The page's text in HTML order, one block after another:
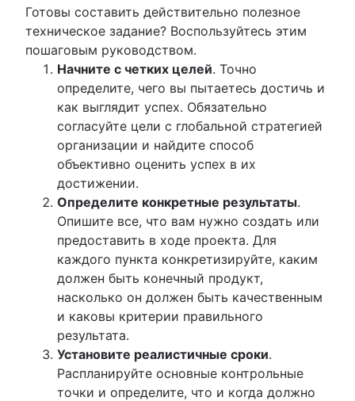
Готовы составить действительно полезное
техническое задание? Воспользуйтесь этим
пошаговым руководством.
Начните с четких целей. Точно
определите, чего вы пытаетесь достичь и
как выглядит успех. Обязательно
согласуйте цели с глобальной стратегией
организации и найдите способ
объективно оценить успех в их
достижении.
Определите конкретные результаты.
Опишите все, что вам нужно создать или
предоставить в ходе проекта. Для
каждого пункта конкретизируйте, каким
должен быть конечный продукт,
насколько он должен быть качественным
и каковы критерии правильного
результата.
Установите реалистичные сроки.
Распланируйте основные контрольные
точки и определите, что и когда должно